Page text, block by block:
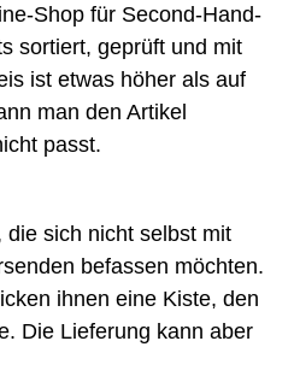
Shop für Second-Hand-
sortiert, geprüft und mit
ist etwas höher als auf
man den Artikel
passt.
sich nicht selbst mit
befassen möchten.
ihnen eine Kiste, den
Die Lieferung kann aber